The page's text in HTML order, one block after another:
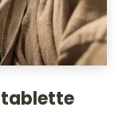
tablette